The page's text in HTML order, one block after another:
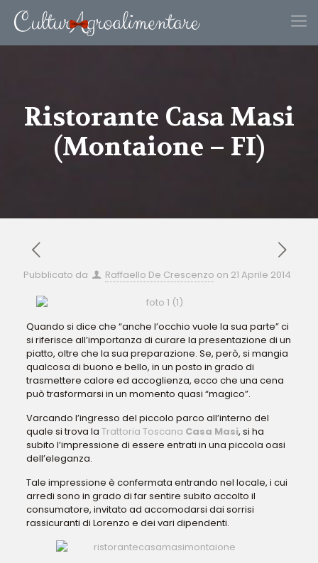
Ristorante Casa Masi
(Montaione – FI)
Pubblicato da Raffaello De Crescenzo on 21 Aprile 2014
Quando si dice che “anche l’occhio vuole la sua parte” ci
si riferisce all’importanza di curare la presentazione di un
piatto, oltre che la sua preparazione. Se, però, si mangia
qualcosa di buono e bello, in un posto in grado di
trasmettere calore ed accoglienza, ecco che una cena
può trasformarsi in un momento quasi “magico”.
Varcando l’ingresso del piccolo parco all’interno del
quale si trova la Trattoria Toscana Casa Masi, si ha
subito l’impressione di essere entrati in una piccola oasi
dell’eleganza.
Tale impressione è confermata entrando nel locale, i cui
arredi sono in grado di far sentire subito accolto il
consumatore, invitato ad accomodarsi dai sorrisi
rassicuranti di Lorenzo e dei vari dipendenti.